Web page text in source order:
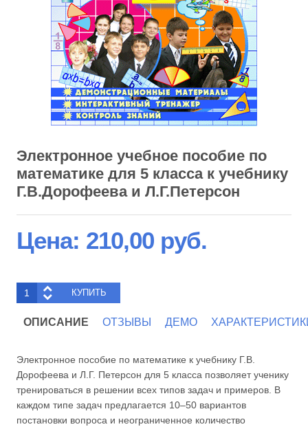
Электронное учебное пособие по
математике для 5 класса к учебнику
Г.В.Дорофеева и Л.Г.Петерсон
Цена: 210,00 руб.
ОПИСАНИЕ ОТЗЫВЫ ДЕМО
Электронное пособие по математике к учебнику Г.В.
Дорофеева и Л.Г. Петерсон для 5 класса позволяет ученику
тренироваться в решении всех типов задач и примеров. В
каждом типе задач предлагается 10–50 вариантов
постановки вопроса и неограниченное количество